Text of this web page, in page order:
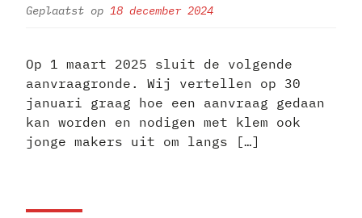
Geplaatst op 18 december 2024
Op 1 maart 2025 sluit de volgende
aanvraagronde. Wij vertellen op 30
januari graag hoe een aanvraag gedaan
kan worden en nodigen met klem ook
jonge makers uit om langs […]